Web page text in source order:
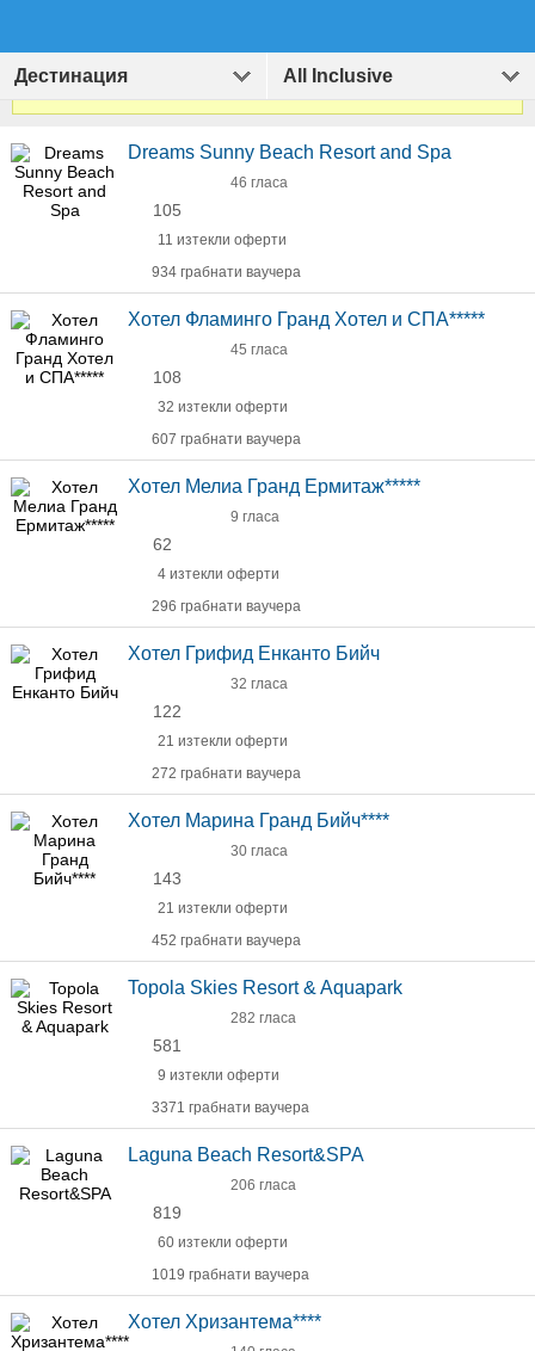
Дестинация All Inclusive
1407
Dreams Sunny Beach Resort and Spa
46 гласа
105
11 изтекли оферти
934 грабнати ваучера
Хотел Фламинго Гранд Хотел и СПА*****
45 гласа
108
32 изтекли оферти
607 грабнати ваучера
Хотел Мелиа Гранд Ермитаж*****
9 гласа
62
4 изтекли оферти
296 грабнати ваучера
Хотел Грифид Енканто Бийч
32 гласа
122
21 изтекли оферти
272 грабнати ваучера
Хотел Марина Гранд Бийч****
30 гласа
143
21 изтекли оферти
452 грабнати ваучера
Topola Skies Resort & Aquapark
282 гласа
581
9 изтекли оферти
3371 грабнати ваучера
Laguna Beach Resort&SPA
206 гласа
819
60 изтекли оферти
1019 грабнати ваучера
Хотел Хризантема****